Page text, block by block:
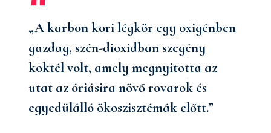
„A karbon kori légkör egy oxigénben
gazdag, szén-dioxidban szegény
koktél volt, amely megnyitotta az
utat az óriásira növő rovarok és
egyedülálló ökoszisztémák előtt.”